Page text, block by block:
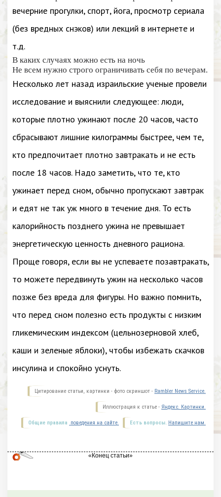
вечерние прогулки, спорт, йога, просмотр сериала
(без вредных снэков) или лекций в интернете и
т.д.
В каких случаях можно есть на ночь
Не всем нужно строго ограничивать себя по вечерам.
Несколько лет назад израильские ученые провели
исследование и выяснили следующее: люди,
которые плотно ужинают после 20 часов, часто
сбрасывают лишние килограммы быстрее, чем те,
кто предпочитает плотно завтракать и не есть
после 18 часов. Надо заметить, что те, кто
ужинает перед сном, обычно пропускают завтрак
и едят не так уж много в течение дня. То есть
калорийность позднего ужина не превышает
энергетическую ценность дневного рациона.
Проще говоря, если вы не успеваете позавтракать,
то можете передвинуть ужин на несколько часов
позже без вреда для фигуры. Но важно помнить,
что перед сном полезно есть продукты с низким
гликемическим индексом (цельнозерновой хлеб,
каши и зеленые яблоки), чтобы избежать скачков
инсулина и спокойно уснуть.
Цитирование статьи, картинки - фото скриншот - Rambler News Service.
Иллюстрация к статье - Яндекс. Картинки.
Есть вопросы. Напишите нам.
Общие правила поведения на сайте.